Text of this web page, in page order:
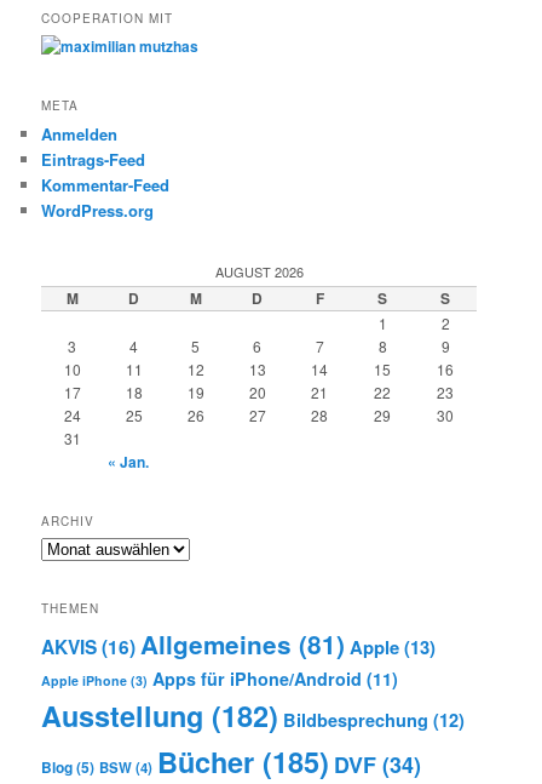
COOPERATION MIT
META
Anmelden
Eintrags-Feed
Kommentar-Feed
WordPress.org
AUGUST 2026
M D M D F S S
1
2
3
4 5 6 7 8
9
10
11 12 13 14 15
16
17
18 19 20 21 22
23
24
25 26 27 28 29
30
31
« Jan.
ARCHIV
Archiv
THEMEN
AKVIS(16)Allgemeines (81) Apple(13)
Apple iPhone (3) Apps für iPhone/Android (11)
Ausstellung (182) Bildbesprechung (12)
Blog(5) BSW(4) Bücher (185) DVF (34)